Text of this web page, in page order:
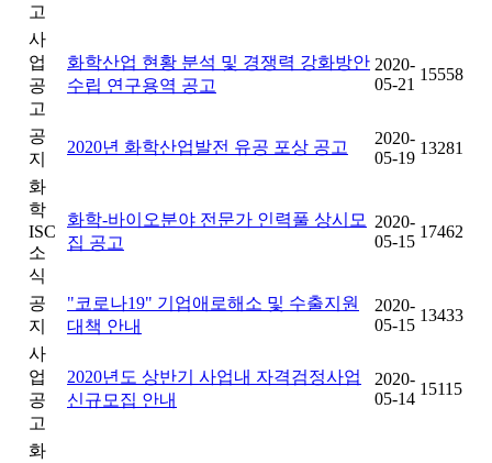
고
사
업
공
고
화학산업 현황 분석 및 경쟁력 강화방안
수립 연구용역 공고
2020-
05-21
15558
공
지
2020년 화학산업발전 유공 포상 공고
2020-
05-19
13281
화
학
ISC
소
식
화학-바이오분야 전문가 인력풀 상시모
집 공고
2020-
05-15
17462
공
지
"코로나19" 기업애로해소 및 수출지원
대책 안내
2020-
05-15
13433
사
업
공
고
2020년도 상반기 사업내 자격검정사업
신규모집 안내
2020-
05-14
15115
화